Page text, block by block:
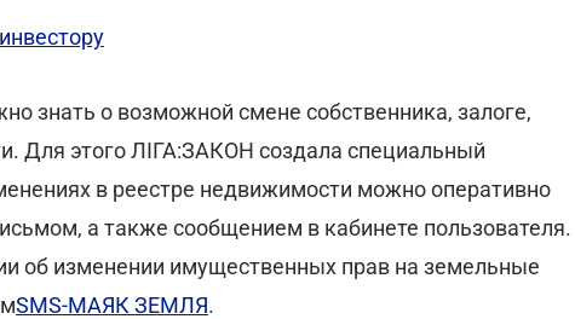
знать о возможной смене собственника, залоге,
Для этого ЛІГА:ЗАКОН создала специальный
в реестре недвижимости можно оперативно
а также сообщением в кабинете пользователя.
об изменении имущественных прав на земельные
SMS-МАЯК ЗЕМЛЯ.